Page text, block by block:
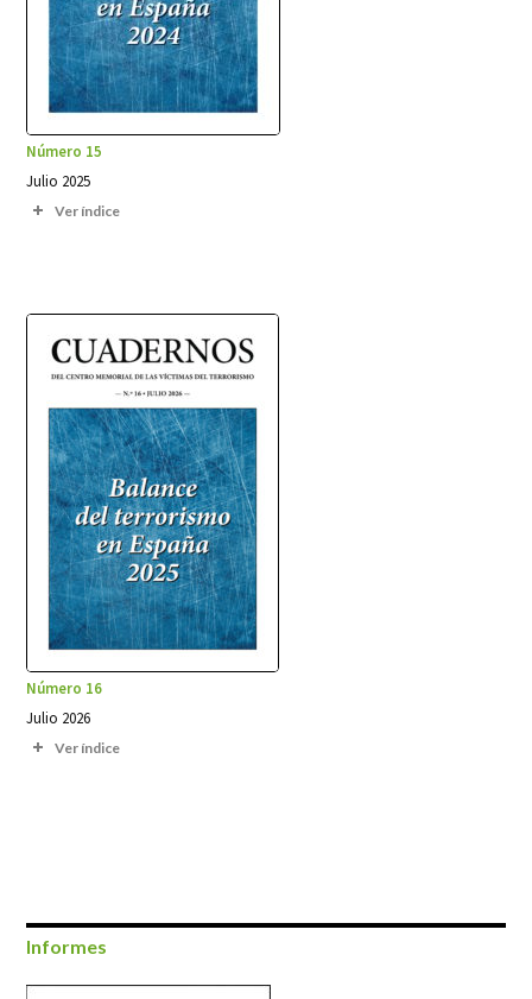
Número 15
Julio 2025
Ver índice
Número 16
Julio 2026
Ver índice
Informes